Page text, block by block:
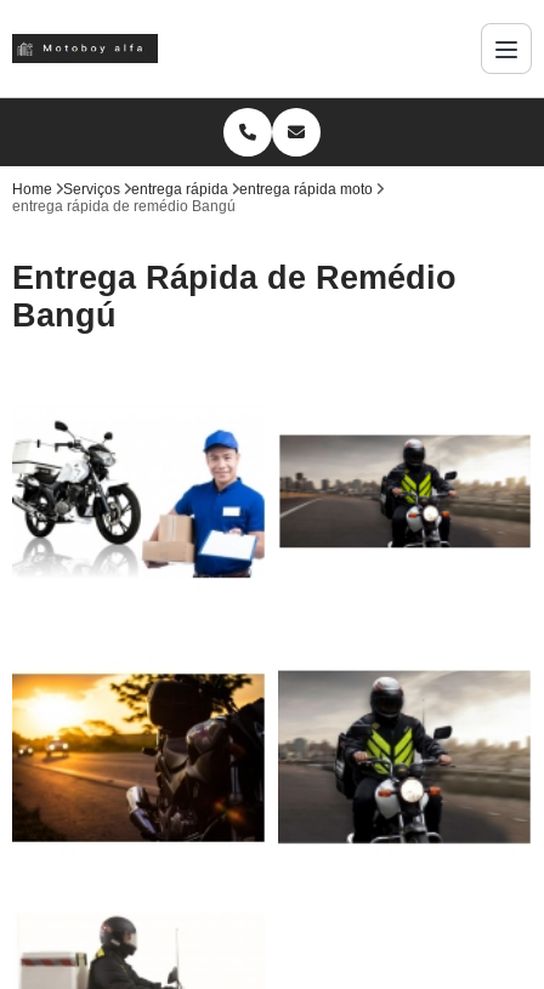
Home Serviços entrega rápida
entrega rápida moto
entrega rápida de remédio Bangú
Entrega Rápida de Remédio
Bangú